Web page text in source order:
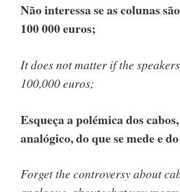
Não interessa se as colunas
100 000 euros;
It does not matter if the
100,000 euros;
Esqueça a polémica dos
analógico, do que se mede e
Forget the controversy about